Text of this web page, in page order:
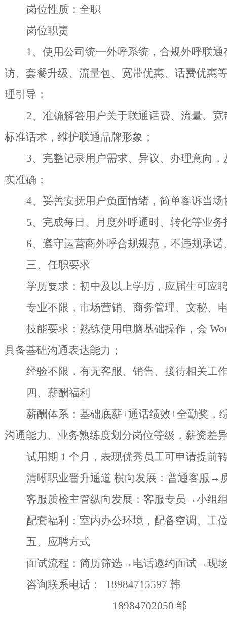
岗位性质：全职
岗位职责
1、使用公司统一外呼系统，合规外呼联
访、套餐升级、流量包、宽带优惠、话费优惠
理引导；
2、准确解答用户关于联通话费、流量、
标准话术，维护联通品牌形象；
3、完整记录用户需求、异议、办理意向
实准确；
4、妥善安抚用户负面情绪，简单客诉当
5、完成每日、月度外呼通时、转化等业
6、遵守运营商外呼合规规范，不违规承
三、任职要求
学历要求：初中及以上学历，应届生可应
专业不限，市场营销、商务管理、文秘、
技能要求：熟练使用电脑基础操作，会
具备基础沟通表达能力；
经验不限，有无客服、销售、接待相关工
四、薪酬福利
薪酬体系：基础底薪+通话绩效+全勤奖，
沟通能力、业务熟练度划分岗位等级，薪资差
试用期 1 个月，表现优秀员工可申请提前
清晰职业晋升通道 横向发展：普通客服 →
客服质检主管纵向发展：客服专员 →小组
配套福利：室内办公环境，配备空调、工
五、应聘方式
面试流程：简历筛选→电话邀约面试→现
咨询联系电话：
18984715597 韩
18984702050 邹